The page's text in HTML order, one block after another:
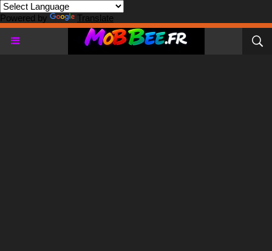
Powered by Translate